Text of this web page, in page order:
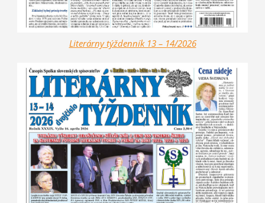
Literárny týždenník 13 – 14/2026